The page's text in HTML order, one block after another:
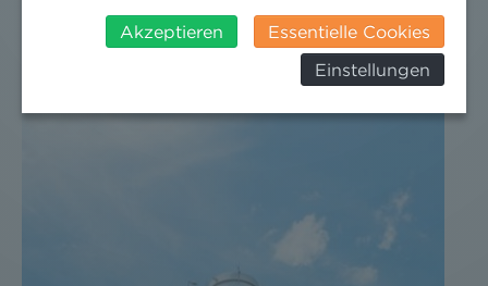
insbesondere das Risiko, dass ihre Daten durch US-
Behörden, zu Kontroll- und zu
Überwachungszwecken, verarbeitet werden und
werden können. Zudem finden Sie am
Akzeptieren
Essentielle Cookies
Einstellungen